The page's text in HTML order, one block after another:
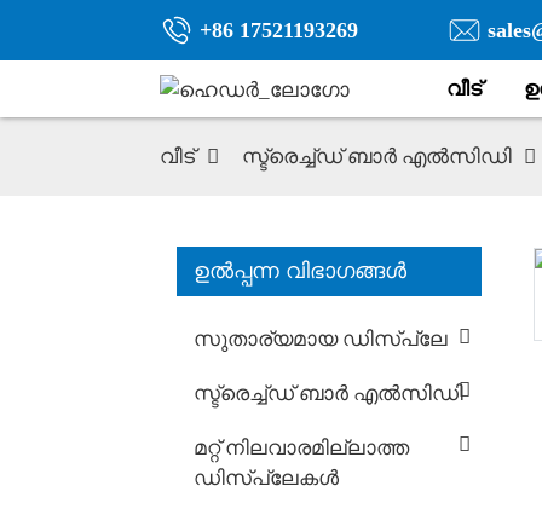
+86 17521193269
വീട്
വീട് സ്ട്രെച്ച്ഡ് ബാർ എൽസിഡി
ഉൽപ്പന്ന വിഭാഗങ്ങൾ
സുതാര്യമായ ഡിസ്പ്ലേ
സ്ട്രെച്ച്ഡ് ബാർ എൽസിഡി
മറ്റ് നിലവാരമില്ലാത്ത
ഡിസ്പ്ലേകൾ